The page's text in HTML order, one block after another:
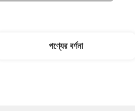
পণ্যের বর্ণনা